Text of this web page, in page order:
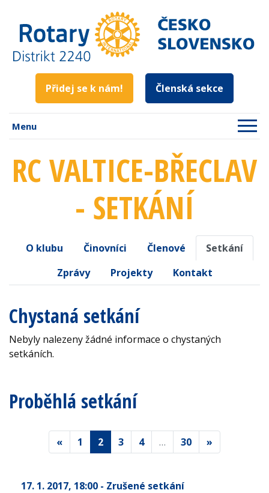
Přidej se k nám! Členská sekce
Menu
RC VALTICE-BŘECLAV
- SETKÁNÍ
O klubu Činovníci Členové
Setkání
Zprávy
Projekty Kontakt
Chystaná setkání
Nebyly nalezeny žádné informace o chystaných
setkáních.
Proběhlá setkání
« 1 2 3 4 … 30 »
17. 1. 2017, 18:00 - Zrušené setkání